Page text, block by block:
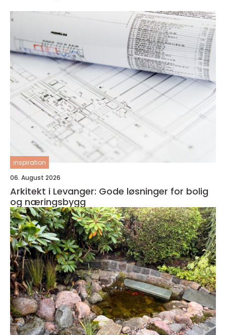
inspiration
06. August 2026
Arkitekt i Levanger: Gode løsninger for bolig
og næringsbygg